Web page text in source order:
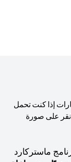
إذا كنت تحمل
على صورة
سيُطبّق برنامج ماستركارد